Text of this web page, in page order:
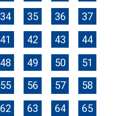
34 35 36
37
41 42 43
44
48 49 50
51
55 56 57
58
62 63 64
65